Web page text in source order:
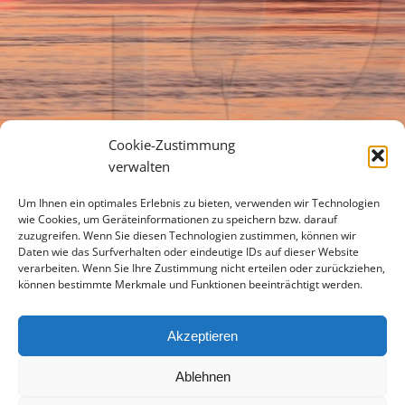
Cookie-Zustimmung
verwalten
Um Ihnen ein optimales Erlebnis zu bieten, verwenden wir Technologien
wie Cookies, um Geräteinformationen zu speichern bzw. darauf
zuzugreifen. Wenn Sie diesen Technologien zustimmen, können wir
Daten wie das Surfverhalten oder eindeutige IDs auf dieser Website
verarbeiten. Wenn Sie Ihre Zustimmung nicht erteilen oder zurückziehen,
können bestimmte Merkmale und Funktionen beeinträchtigt werden.
Akzeptieren
Ablehnen